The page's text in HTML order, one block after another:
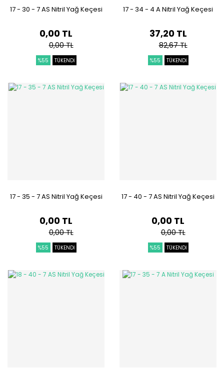
17 - 30 - 7 AS Nitril Yağ Keçesi
0,00 TL
0,00 TL
%55 TÜKENDİ
17 - 34 - 4 A Nitril Yağ Keçesi
37,20 TL
82,67 TL
%55 TÜKENDİ
17 - 35 - 7 AS Nitril Yağ Keçesi
0,00 TL
0,00 TL
%55 TÜKENDİ
17 - 40 - 7 AS Nitril Yağ Keçesi
0,00 TL
0,00 TL
%55 TÜKENDİ